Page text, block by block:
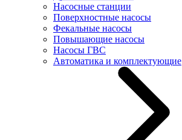
Насосные станции
Поверхностные насосы
Фекальные насосы
Повышающие насосы
Насосы ГВС
Автоматика и комплектующие